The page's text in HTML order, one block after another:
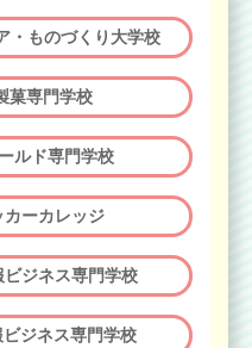
・ものづくり大学校
菓専門学校
ルド専門学校
ーカレッジ
ジネス専門学校
ジネス専門学校